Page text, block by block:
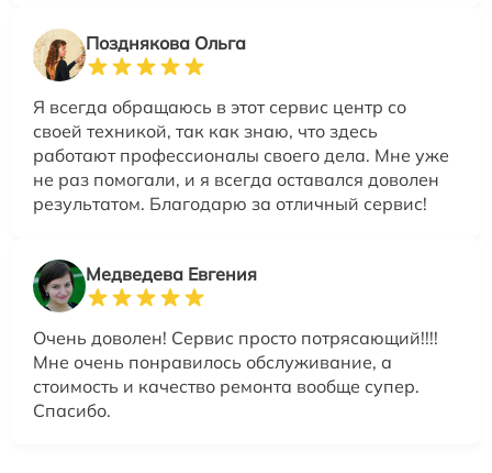
Позднякова Ольга
Я всегда обращаюсь в этот сервис центр со
своей техникой, так как знаю, что здесь
работают профессионалы своего дела. Мне уже
не раз помогали, и я всегда оставался доволен
результатом. Благодарю за отличный сервис!
Медведева Евгения
Очень доволен! Сервис просто потрясающий!!!!
Мне очень понравилось обслуживание, а
стоимость и качество ремонта вообще супер.
Спасибо.